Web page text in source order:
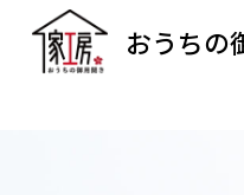
おうちの